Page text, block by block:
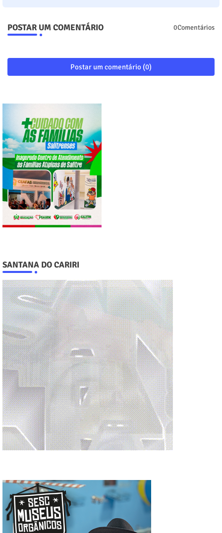
POSTAR UM COMENTÁRIO 0Comentários
Postar um comentário (0)
SANTANA DO CARIRI